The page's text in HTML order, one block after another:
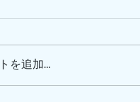
バナ
を追加…